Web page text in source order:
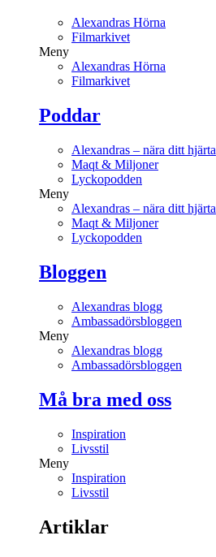
Alexandras Hörna
Filmarkivet
Meny
Alexandras Hörna
Filmarkivet
Poddar
Alexandras – nära ditt hjärta
Maqt & Miljoner
Lyckopodden
Meny
Alexandras – nära ditt hjärta
Maqt & Miljoner
Lyckopodden
Bloggen
Alexandras blogg
Ambassadörsbloggen
Meny
Alexandras blogg
Ambassadörsbloggen
Må bra med oss
Inspiration
Livsstil
Meny
Inspiration
Livsstil
Artiklar